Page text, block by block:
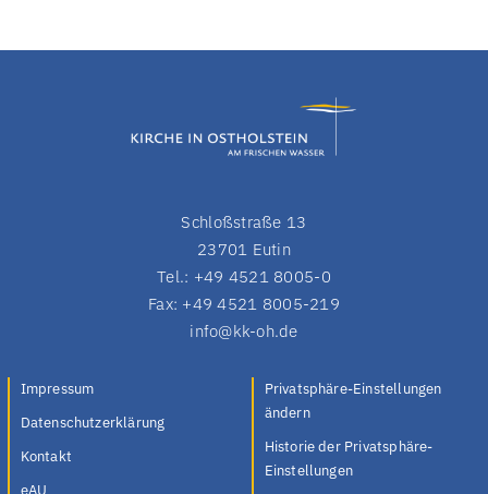
Schloßstraße 13
23701 Eutin
Tel.: +49 4521 8005-0
Fax: +49 4521 8005-219
info@kk-oh.de
Impressum
Datenschutzerklärung
Kontakt
Privatsphäre-Einstellungen
ändern
Historie der Privatsphäre-
Einstellungen